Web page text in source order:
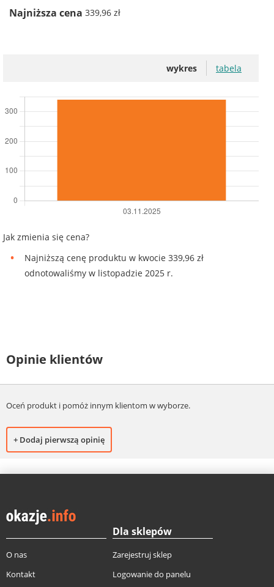
Najniższa cena 339,96 zł
wykres tabela
Jak zmienia się cena?
Najniższą cenę produktu w kwocie 339,96 zł
odnotowaliśmy w listopadzie 2025 r.
Opinie klientów
Oceń produkt i pomóż innym klientom w wyborze.
+ Dodaj pierwszą opinię
O nas
Kontakt
Dla sklepów
Zarejestruj sklep
Logowanie do panelu